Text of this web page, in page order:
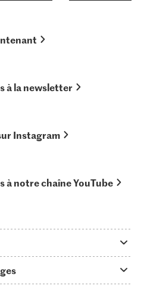
à la newsletter
Instagram
à notre chaîne YouTube